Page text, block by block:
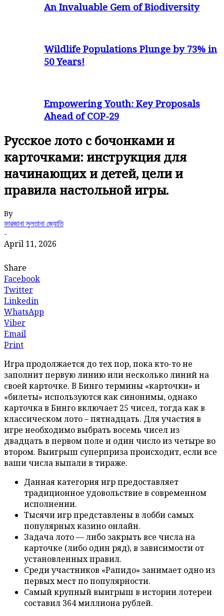
An Invaluable Gem of Biodiversity
Wildlife Populations Plunge by 73% in
50 Years!
Empowering Youth: Key Proposals
Ahead of COP-29
Русское лото с бочонками и
карточками: инструкция для
начинающих и детей, цели и
правила настольной игры.
By
ফারজানা সুলতানা জ্যোতি
-
April 11, 2026
Share
Facebook
Twitter
Linkedin
WhatsApp
Viber
Email
Print
Игра продолжается до тех пор, пока кто-то не
заполнит первую линию или несколько линий на
своей карточке. В Бинго термины «карточки» и
«билеты» используются как синонимы, однако
карточка в Бинго включает 25 чисел, тогда как в
классическом лото – пятнадцать. Для участия в
игре необходимо выбрать восемь чисел из
двадцать в первом поле и один число из четыре во
втором. Выигрыш суперприза происходит, если все
ваши числа выпали в тираже.
Данная категория игр предоставляет
традиционное удовольствие в современном
исполнении.
Тысячи игр представлены в лобби самых
популярных казино онлайн.
Задача лото — либо закрыть все числа на
карточке (либо один ряд), в зависимости от
установленных правил.
Среди участников «Рапидо» занимает одно из
первых мест по популярности.
Самый крупный выигрыш в истории лотереи
составил 364 миллиона рублей.